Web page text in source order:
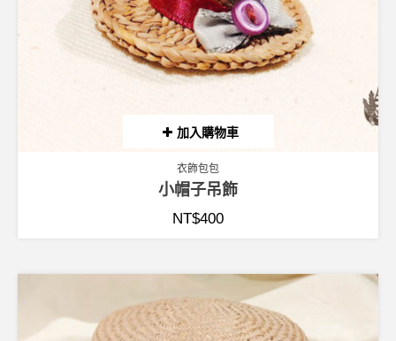
加入購物車
衣飾包包
小帽子吊飾
NT$400